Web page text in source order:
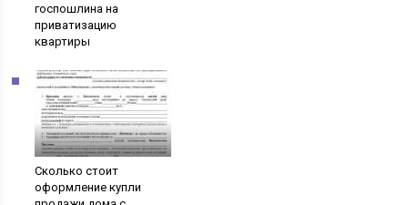
госпошлина на
приватизацию
квартиры
Сколько стоит
оформление купли